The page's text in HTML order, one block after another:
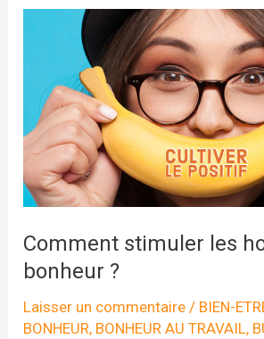
Comment stimuler les
bonheur ?
Laisser un commentaire / BIEN-
BONHEUR, BONHEUR AU TRAVAIL,